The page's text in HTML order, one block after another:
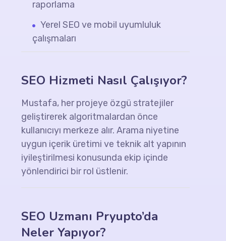
raporlama
Yerel SEO ve mobil uyumluluk
çalışmaları
SEO Hizmeti Nasıl Çalışıyor?
Mustafa, her projeye özgü stratejiler
geliştirerek algoritmalardan önce
kullanıcıyı merkeze alır. Arama niyetine
uygun içerik üretimi ve teknik alt yapının
iyileştirilmesi konusunda ekip içinde
yönlendirici bir rol üstlenir.
SEO Uzmanı Pryupto’da
Neler Yapıyor?